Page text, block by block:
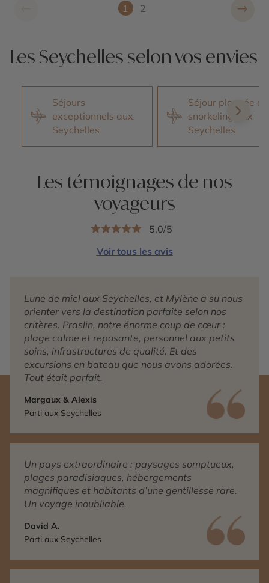
1 2 →
Les Seychelles selon vos envies
Séjours
exceptionnels aux
Seychelles
Séjour plongée et
snorkeling aux
Seychelles
Les témoignages de nos
voyageurs
5,0/5
Voir tous les avis
Lune de miel aux Seychelles, et Mylène a su nous
orienter vers la destination parfaite selon nos
critères. Praslin, notre énorme coup de cœur :
plage calme et reposante, personnel aux petits
soins, infrastructures de qualité. Et des
excursions en bateau que nous avons adorées.
Tout était parfait.
Margaux & Alexis
Parti aux Seychelles
Un pays extraordinaire : paysages somptueux,
plages paradisiaques, hébergements
magnifiques et habitants d’une gentillesse rare.
Un voyage inoubliable.
David A.
Parti aux Seychelles